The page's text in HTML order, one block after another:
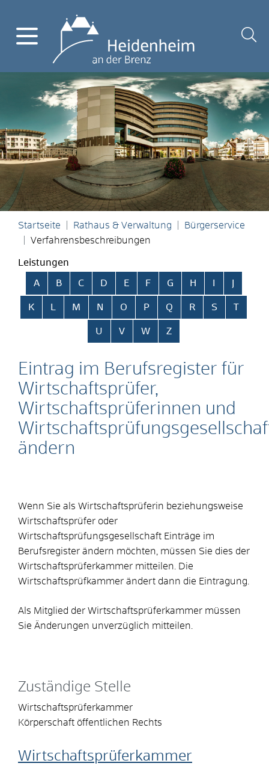
Startseite Rathaus & Verwaltung
Bürgerservice
Verfahrensbeschreibungen
Leistungen
Alphabetisches Register überspringen
A B C D E F G H
K L M N O P Q R S T
U V W Z
Eintrag im Berufsregister für
Wirtschaftsprüfer,
Wirtschaftsprüferinnen und
ändern
Wenn Sie als Wirtschaftsprüferin beziehungsweise
Wirtschaftsprüfer oder
Wirtschaftsprüfungsgesellschaft Einträge im
Berufsregister ändern möchten, müssen Sie dies der
Wirtschaftsprüferkammer mitteilen. Die
Wirtschaftsprüfkammer ändert dann die Eintragung.
Als Mitglied der Wirtschaftsprüferkammer müssen
Sie Änderungen unverzüglich mitteilen.
Zuständige Stelle
Wirtschaftsprüferkammer
Körperschaft öffentlichen Rechts
Wirtschaftsprüferkammer